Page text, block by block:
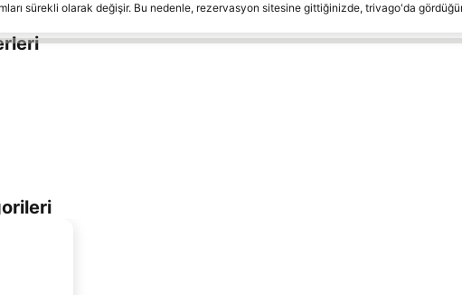
sürekli olarak değişir. Bu nedenle, rezervasyon sitesine gittiğinizde, trivago'da